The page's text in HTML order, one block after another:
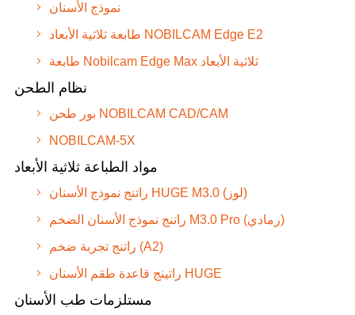
نموذج الأسنان
طابعة ثلاثية الأبعاد NOBILCAM Edge E2
طابعة Nobilcam Edge Max ثلاثية الأبعاد
نظام الطحن
بور طحن NOBILCAM CAD/CAM
NOBILCAM-5X
مواد الطباعة ثلاثية الأبعاد
راتنج نموذج الأسنان HUGE M3.0 (لوز)
راتنج نموذج الأسنان الضخم M3.0 Pro (رمادي)
راتنج تجربة ضخم (A2)
راتينج قاعدة طقم الأسنان HUGE
مستلزمات طب الأسنان